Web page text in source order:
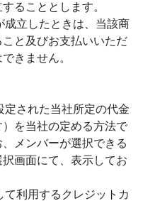
ることとします。
成立したときは、当該商
と及びお支払いいただ
きません。
定された当社所定の代金
）を当社の定める方法で
メンバーが選択できる
画面にて、表示してお
て利用するクレジットカ